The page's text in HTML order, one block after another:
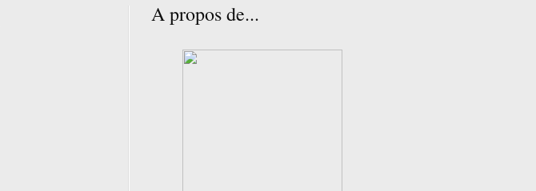
A propos de...